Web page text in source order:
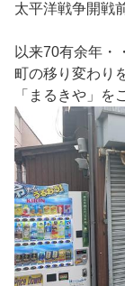
太平洋戦争開戦
以来70有余年・
町の移り変わり
「まるきや」を